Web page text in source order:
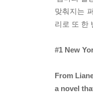
맞춰지는
리로 또 한
#1 New
From
a novel